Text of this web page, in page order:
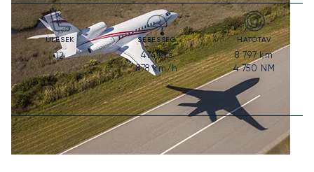
ÜLÉSEK
12
SEBESSÉG
474kts
878km/h
HATÓTÁV
8 797km
4 750 NM